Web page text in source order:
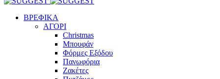
ΒΡΕΦΙΚΑ
ΑΓΟΡΙ
Christmas
Μπουφάν
Φόρμες Εξόδου
Πανωφόρια
Ζακέτες